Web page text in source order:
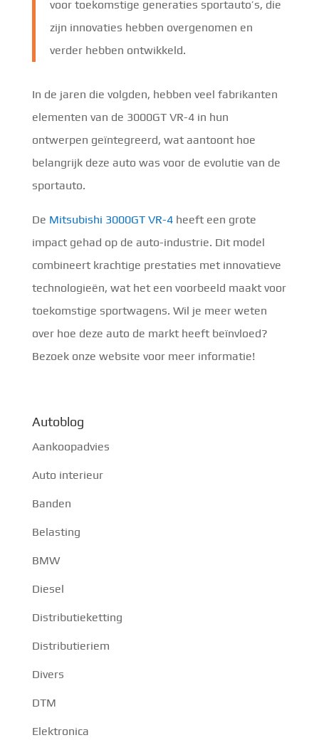
voor toekomstige generaties sportauto’s, die
zijn innovaties hebben overgenomen en
verder hebben ontwikkeld.
In de jaren die volgden, hebben veel fabrikanten
elementen van de 3000GT VR-4 in hun
ontwerpen geïntegreerd, wat aantoont hoe
belangrijk deze auto was voor de evolutie van de
sportauto.
De Mitsubishi 3000GT VR-4heeft een grote
impact gehad op de auto-industrie. Dit model
combineert krachtige prestaties met innovatieve
technologieën, wat het een voorbeeld maakt voor
toekomstige sportwagens. Wil je meer weten
over hoe deze auto de markt heeft beïnvloed?
Bezoek onze website voor meer informatie!
Autoblog
Aankoopadvies
Auto interieur
Banden
Belasting
BMW
Diesel
Distributieketting
Distributieriem
Divers
DTM
Elektronica